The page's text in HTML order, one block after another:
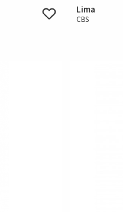
Lima
CBS